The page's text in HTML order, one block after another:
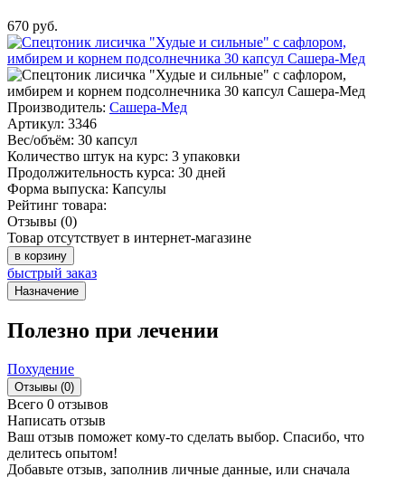
670 руб.
Производитель: Сашера-Мед
Артикул: 3346
Вес/объём: 30 капсул
Количество штук на курс: 3 упаковки
Продолжительность курса: 30 дней
Форма выпуска: Капсулы
Рейтинг товара:
Отзывы (0)
Товар отсутствует в интернет-магазине
в корзину
быстрый заказ
Назначение
Полезно при лечении
Похудение
Отзывы (0)
Всего 0 отзывов
Написать отзыв
Ваш отзыв поможет кому-то сделать выбор. Спасибо, что
делитесь опытом!
Добавьте отзыв, заполнив личные данные, или сначала